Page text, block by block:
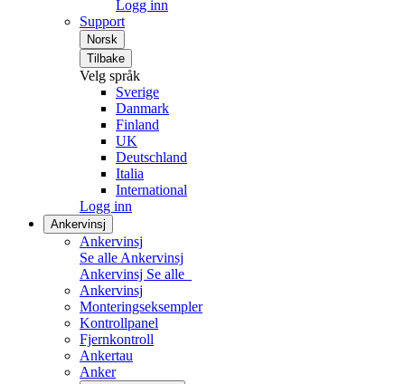
Logg inn
Support
Norsk
Tilbake
Velg språk
Sverige
Danmark
Finland
UK
Deutschland
Italia
International
Logg inn
Ankervinsj
Ankervinsj
Se alle Ankervinsj
Ankervinsj Se alle
Ankervinsj
Monteringseksempler
Kontrollpanel
Fjernkontroll
Ankertau
Anker